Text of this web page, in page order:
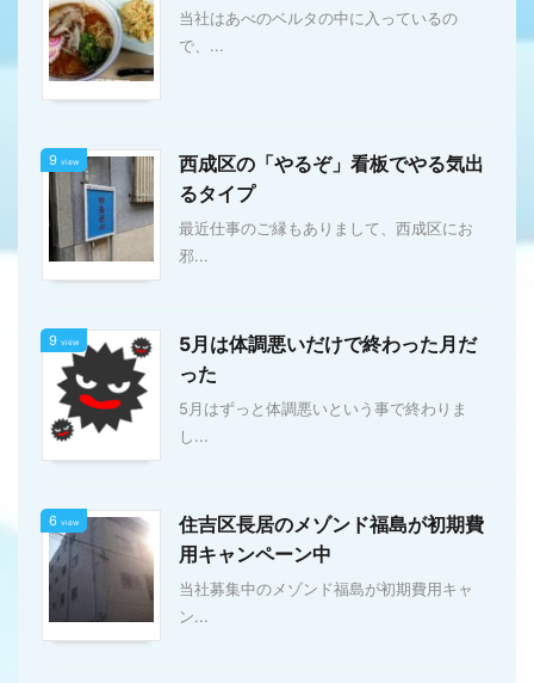
当社はあべのベルタの中に入っているの
で、...
9 view
西成区の「やるぞ」看板でやる気出
るタイプ
最近仕事のご縁もありまして、西成区にお
邪...
9 view
5月は体調悪いだけで終わった月だ
った
5月はずっと体調悪いという事で終わりま
し...
6 view
住吉区長居のメゾンド福島が初期費
用キャンペーン中
当社募集中のメゾンド福島が初期費用キャ
ン...